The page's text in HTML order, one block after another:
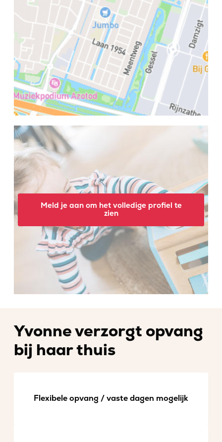
Meld je aan om het volledige profiel te
zien
Yvonne verzorgt opvang
bij haar thuis
Flexibele opvang / vaste dagen mogelijk